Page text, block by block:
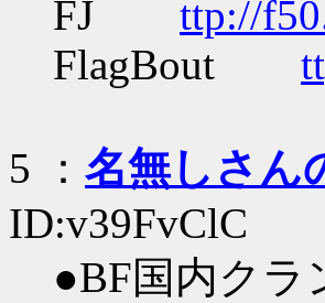
FJ ttp://
FlagBout
5 ： 名無しさん
ID:v39FvClC
●BF国内クラ